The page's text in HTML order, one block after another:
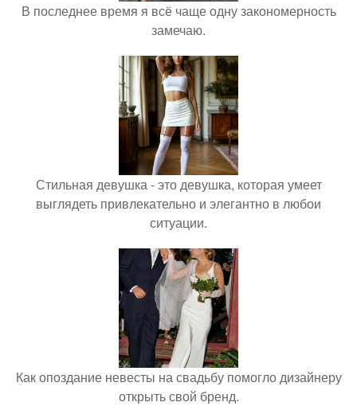
В последнее время я всё чаще одну закономерность
замечаю.
Стильная девушка - это девушка, которая умеет
выглядеть привлекательно и элегантно в любои
ситуации.
Как опоздание невесты на свадьбу помогло дизайнеру
открыть свой бренд.